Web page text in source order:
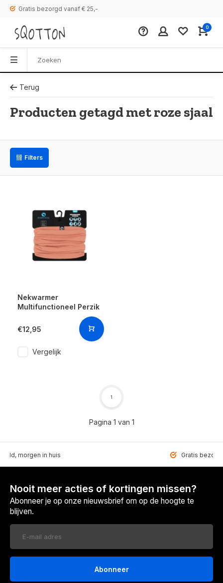
Gratis bezorgd vanaf € 25,-
0
Terug
Producten getagd met roze sjaal
Filters
Nekwarmer
Multifunctioneel Perzik
€12,95
Vergelijk
Pagina 1 van 1
1
morgen in huis Gratis
Nooit meer acties of kortingen missen?
Abonneer je op onze nieuwsbrief om op de hoogte te
blijven.
Abonneer